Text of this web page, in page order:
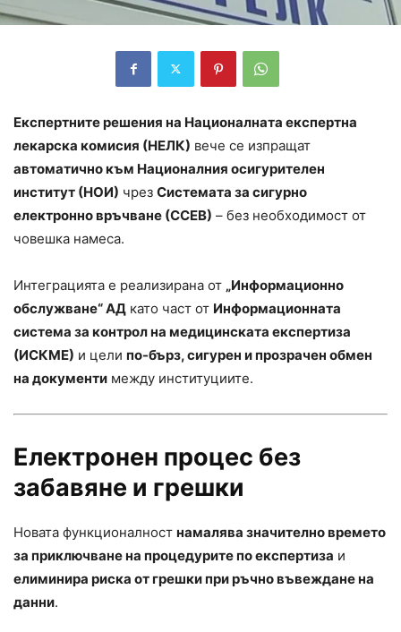
Експертните решения на Националната експертна
лекарска комисия (НЕЛК) вече се изпращат
автоматично към Националния осигурителен
институт (НОИ) чрез Системата за сигурно
електронно връчване (ССЕВ) – без необходимост от
човешка намеса.
Интеграцията е реализирана от „Информационно
обслужване“ АД като част от Информационната
система за контрол на медицинската експертиза
(ИСКМЕ) и цели по-бърз, сигурен и прозрачен обмен
на документи между институциите.
Електронен процес без
забавяне и грешки
Новата функционалност намалява значително времето
за приключване на процедурите по експертиза и
елиминира риска от грешки при ръчно въвеждане на
данни.